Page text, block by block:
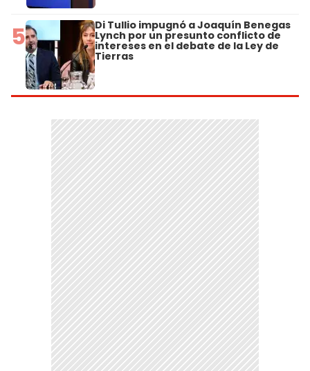
5 Di Tullio impugnó a Joaquín Benegas
Lynch por un presunto conflicto de
intereses en el debate de la Ley de
Tierras